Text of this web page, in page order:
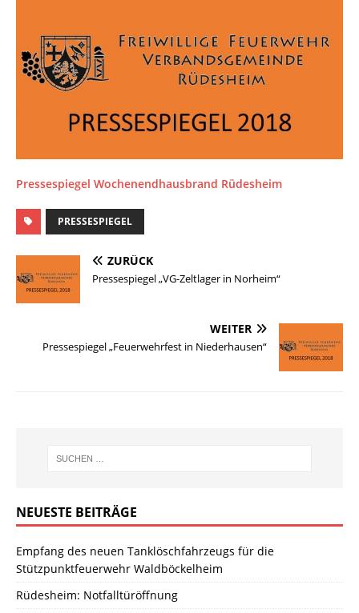
Pressespiegel Wochenendhausbrand Rüdesheim
PRESSESPIEGEL
ZURÜCK
Pressespiegel „VG-Zeltlager in Norheim“
WEITER
Pressespiegel „Feuerwehrfest in Niederhausen“
NEUESTE BEITRÄGE
Empfang des neuen Tanklöschfahrzeugs für die
Stützpunktfeuerwehr Waldböckelheim
Rüdesheim: Notfalltüröffnung